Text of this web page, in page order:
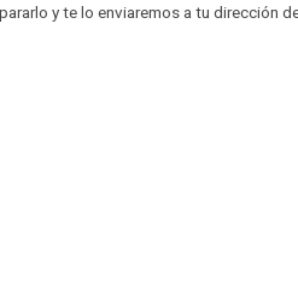
y te lo enviaremos a tu dirección